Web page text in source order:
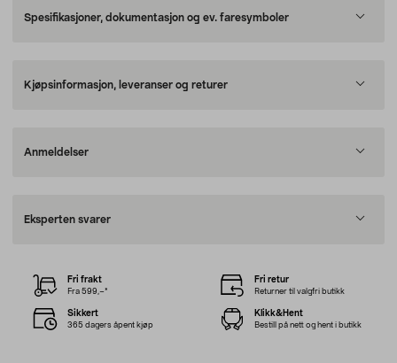
Spesifikasjoner, dokumentasjon og ev. faresymboler
Kjøpsinformasjon, leveranser og returer
Anmeldelser
Eksperten svarer
Fri frakt
Fra 599,–*
Fri retur
Returner til valgfri butikk
Sikkert
365 dagers åpent kjøp
Klikk&Hent
Bestill på nett og hent i butikk